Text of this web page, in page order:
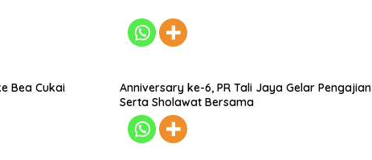
Bea Cukai
Anniversary ke-6, PR Tali Jaya Gelar Pengajian
Serta Sholawat Bersama